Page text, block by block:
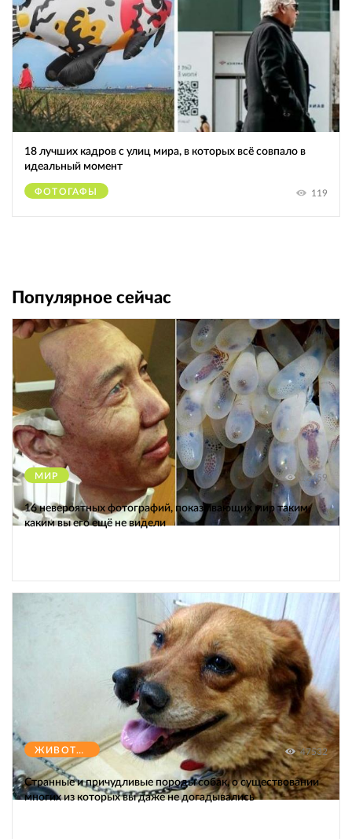
18 лучших кадров с улиц мира, в которых всё совпало в
идеальный момент
ФОТОГАФЫ 119
Популярное сейчас
МИР 12459
16 невероятных фотографий, показывающих мир таким,
каким вы его ещё не видели
ЖИВОТНЫЕ 47532
Странные и причудливые породы собак, о существовании
многих из которых вы даже не догадывались